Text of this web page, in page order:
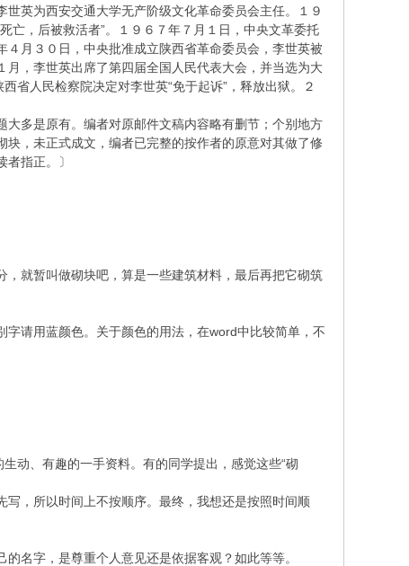
英为西安交通大学无产阶级文化革命委员会主任。１９
亡，后被救活者”。１９６７年７月１日，中央文革委托
月３０日，中央批准成立陕西省革命委员会，李世英被
，李世英出席了第四届全国人民代表大会，并当选为大
省人民检察院决定对李世英“免于起诉”，释放出狱。２
多是原有。编者对原邮件文稿内容略有删节；个别地方
，未正式成文，编者已完整的按作者的原意对其做了修
指正。〕
就暂叫做砌块吧，算是一些建筑材料，最后再把它砌筑
请用蓝颜色。关于颜色的用法，在word中比较简单，不
动、有趣的一手资料。有的同学提出，感觉这些“砌
，所以时间上不按顺序。最终，我想还是按照时间顺
名字，是尊重个人意见还是依据客观？如此等等。